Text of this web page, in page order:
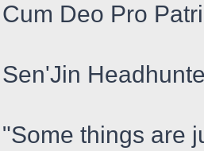
Cum Deo Pro
Sen'Jin
"Some things are